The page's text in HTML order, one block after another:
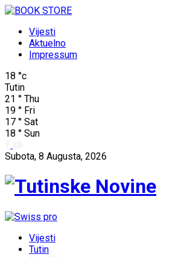
Vijesti
Aktuelno
Impressum
18 °c
Tutin
21 ° Thu
19 ° Fri
17 ° Sat
18 ° Sun
Subota, 8 Augusta, 2026
Vijesti
Tutin